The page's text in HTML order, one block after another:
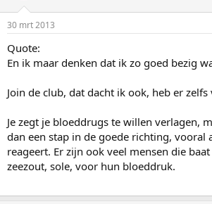
30 mrt 2013
Quote:
En ik maar denken dat ik zo goed bezig
Join de club, dat dacht ik ook, heb er
Je zegt je bloeddrugs te willen verlagen,
dan een stap in de goede richting, vooral
reageert. Er zijn ook veel mensen die
zeezout, sole, voor hun bloeddruk.